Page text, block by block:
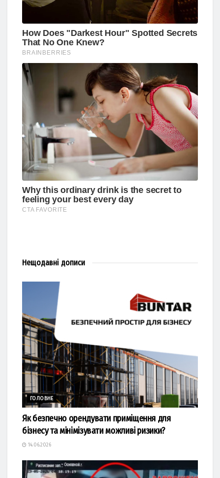
Нещодавні дописи
ГОЛОВНЕ
Як безпечно орендувати приміщення для
бізнесу та мінімізувати можливі ризики?
14.06.2026